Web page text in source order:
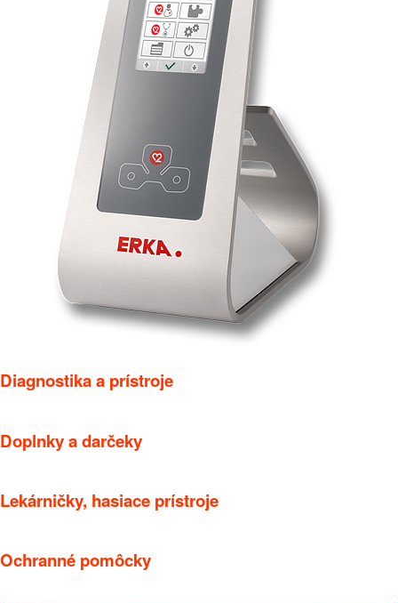
Diagnostika a prístroje
Doplnky a darčeky
Lekárničky, hasiace prístroje
Ochranné pomôcky